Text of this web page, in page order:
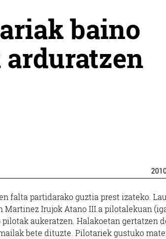
baino
falta partidarako guztia prest izateko.
Martinez Irujok Atano III.a pilotalekuan
aukeratzen. Halakoetan gertatzen
bete dituzte. Pilotariek gustuko